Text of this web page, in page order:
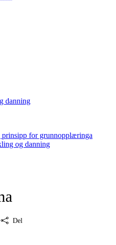
danning
for grunnopplæringa
og danning
Del